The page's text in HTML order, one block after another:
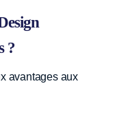
?
avantages aux